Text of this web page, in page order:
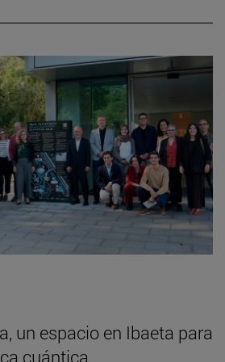
un espacio en Ibaeta para
cuántica